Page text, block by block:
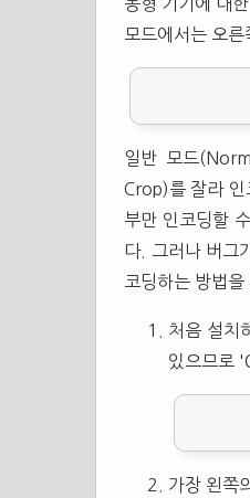
모드에서는 오
일반 모드
Crop)를 잘라 인
부만 인코딩할
다. 그러나 버그
코딩하는 방법을
처음 설치
있으므로
가장 왼쪽